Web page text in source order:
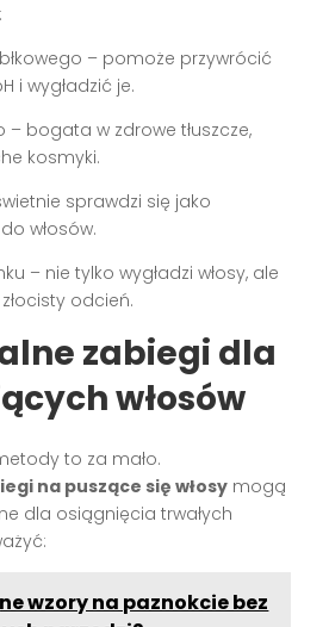
– pomoże przywrócić
i wygładzić je.
– bogata w zdrowe tłuszcze,
kosmyki.
sprawdzi się jako
włosów.
– nie tylko wygładzi włosy, ale
odcień.
zabiegi dla
włosów
to za mało.
na puszące się włosy mogą
dla osiągnięcia trwałych
wzory na paznokcie bez